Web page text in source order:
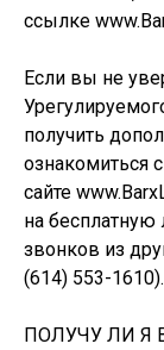
ссылке
Если вы не
получить
ознакомиться
сайте
на
звонков из
(614) 553-1610).
ПОЛУЧУ ЛИ Я